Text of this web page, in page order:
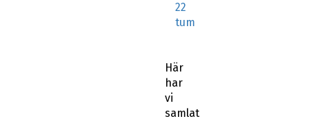
22
tum
Här
har
vi
samlat